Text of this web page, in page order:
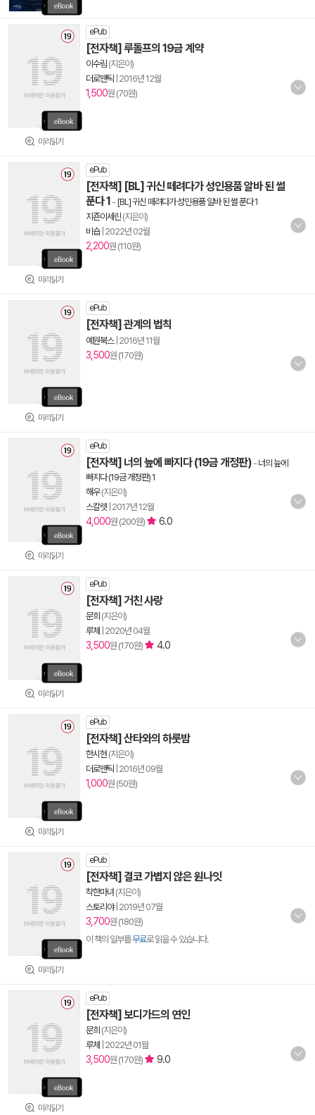
미리읽기
ePub
[전자책] 루돌프의 19금 계약
이수림 (지은이)
더로맨틱 2016년 12월
1,500원 (70원)
미리읽기
ePub
[전자책] [BL] 귀신 떼려다가 성인용품 알바 된 썰
푼다 1 - [BL] 귀신 떼려다가 성인용품 알바 된 썰 푼다 1
지죤이세린 (지은이)
비숍| 2022년 02월
2,200원 (110원)
미리읽기
ePub
[전자책] 관계의 법칙
예원북스| 2016년 11월
3,500원 (170원)
미리읽기
ePub
[전자책] 너의 늪에 빠지다 (19금 개정판) - 너의 늪에
빠지다 (19금 개정판) 1
해우(지은이)
스칼렛 2017년 12월
4,000원 (200원) 6.0
미리읽기
ePub
[전자책] 거친 사랑
문희 (지은이)
루체
2020년 04월
3,500원 (170원) 4.0
미리읽기
ePub
[전자책] 산타와의 하룻밤
한시현 (지은이)
더로맨틱 2016년 09월
1,000원 (50원)
미리읽기
ePub
[전자책] 결코 가볍지 않은 원나잇
착한마녀 (지은이)
스토리야| 2019년 07월
3,700원 (180원)
이 책의 일부를무료로 읽을 수 있습니다.
미리읽기
ePub
[전자책] 보디가드의 연인
문희 (지은이)
루체
2022년 01월
3,500원 (170원) 9.0